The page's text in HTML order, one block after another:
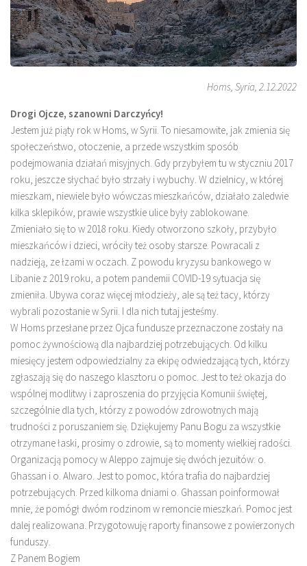
Homs, Syria, 2.12.2022
Drogi Ojcze, szanowni Darczyńcy!
Jestem już piąty rok w Homs, w Syrii. To niesamowite, jak zmienia się
społeczeństwo, otoczenie, a przede wszystkim sposób
podejmowania działań misyjnych. Gdy przybyłem tu w styczniu 2017
roku, jeszcze słychać było strzały i wybuchy. W dzielnicy, w której
mieszkam, niewiele było wówczas mieszkańców, działało zaledwie
kilka sklepików, prawie wszystkie ulice były zablokowane.
Zmieniało się to w 2018 roku. Kiedy otworzono szkoły, przybyło
mieszkańców i dzieci, wróciły też osoby starsze. Powracali z
nadzieją, ze łzami w oczach. Z powodu kryzysu bankowego w
Libanie z 2019 roku, a potem pandemii COVID-19 sytuacja się
zmieniła. Ubywa coraz więcej młodzieży, ale są też tacy, którzy
wybrali pozostanie w Syrii. I dla nich tutaj jesteśmy.
W Homs przesłane przez Ojca fundusze przeznaczone zostały na
pomoc żywnościową dla najbardziej potrzebujących. Od kilku
miesięcy jestem odpowiedzialny za ekipę odwiedzającą tych, którzy
zgłaszają się do naszego klasztoru o pomoc. Jest to też okazja do
wspólnej modlitwy i zaproszenia do przyjęcia Komunii świętej,
szczególnie dla tych, którzy z powodów zdrowotnych mają
trudności z poruszaniem się. Dziękujemy Panu Bogu za wszystkie
otrzymane łaski, prosimy o zdrowie, są to momenty wielkiej radości.
Organizacją pomocy w Aleppo zajmuje się dwóch jezuitów: o.
Ghassan i o. Alwaro. Jest to pomoc, która trafia do najbardziej
potrzebujących. Przed kilkoma dniami o. Ghassan poinformował
mnie, że pomógł dwóm rodzinom w remoncie mieszkań. Pomoc jest
dalej realizowana. Przygotowuję raporty finansowe z powierzonych
funduszy.
Z Panem Bogiem